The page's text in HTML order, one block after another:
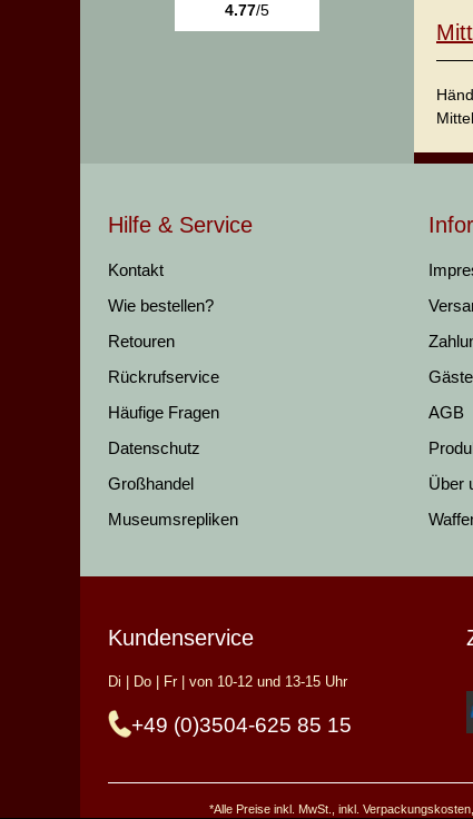
4.77/5
Hilfe & Service
Kontakt
Wie bestellen?
Retouren
Rückrufservice
Häufige Fragen
Datenschutz
Großhandel
Museumsrepliken
AGB
Über
Kundenservice
Di | Do | Fr | von 10-12 und 13-15 Uhr
+49 (0)3504-625 85 15
*Alle Preise inkl. MwSt., inkl.